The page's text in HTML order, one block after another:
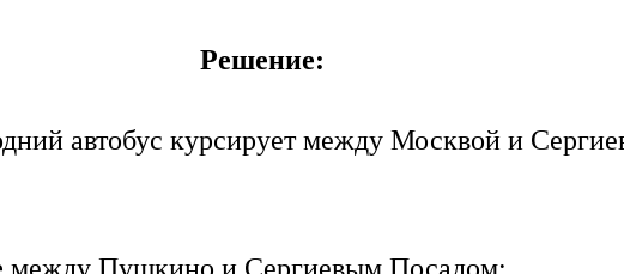
Решение: